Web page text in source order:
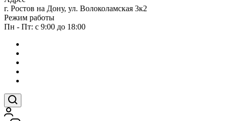
г. Ростов на Дону, ул. Волоколамская 3к2
Режим работы
Пн - Пт: с 9:00 до 18:00